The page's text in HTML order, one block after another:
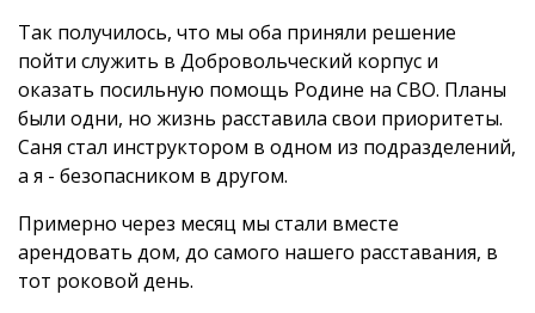
Так получилось, что мы оба приняли решение
пойти служить в Добровольческий корпус и
оказать посильную помощь Родине на СВО. Планы
были одни, но жизнь расставила свои приоритеты.
Саня стал инструктором в одном из подразделений,
а я - безопасником в другом.
Примерно через месяц мы стали вместе
арендовать дом, до самого нашего расставания, в
тот роковой день.